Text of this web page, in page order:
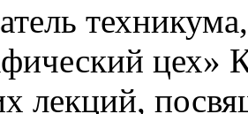
цех»
лекций,